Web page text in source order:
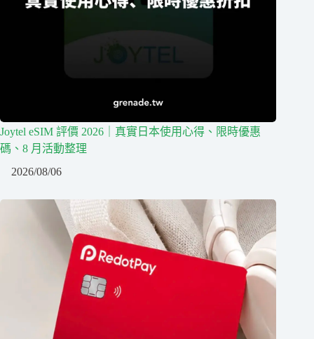
Joytel eSIM 評價 2026｜真實日本使用心得、限時優惠
碼、8 月活動整理
2026/08/06